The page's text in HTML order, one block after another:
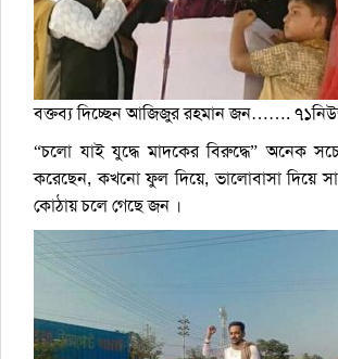
বক্তব্য দিচ্ছেন আজিজুর রহমান জন…….
“চলো যাই যুদ্ধে মাদকের বিরুদ্ধে” অনেক
করেছেন, কখনো ফুল দিয়ে, ভালোবাসা দিয়ে
কোঠায় চলে গেছে জন ।